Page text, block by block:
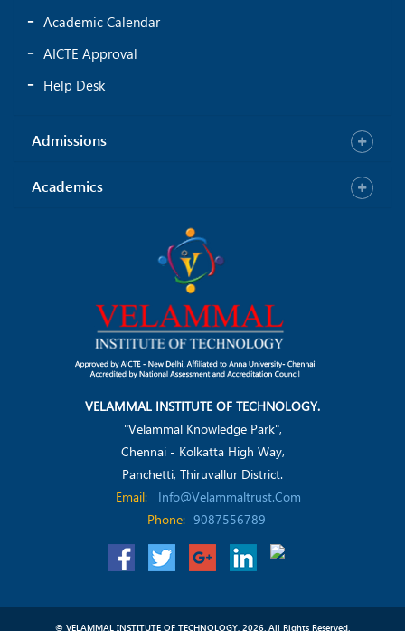
Academic Calendar
AICTE Approval
Help Desk
Admissions
Academics
VELAMMAL INSTITUTE OF TECHNOLOGY.
"Velammal Knowledge Park",
Chennai - Kolkatta High Way,
Panchetti, Thiruvallur District.
Email:
Info@velammaltrust.com
Phone: 9087556789
© VELAMMAL INSTITUTE OF TECHNOLOGY, 2026. All Rights Reserved.